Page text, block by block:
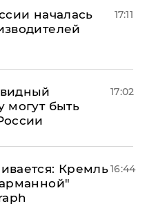
началась
17:11
могут быть
17:02
Кремль16:44